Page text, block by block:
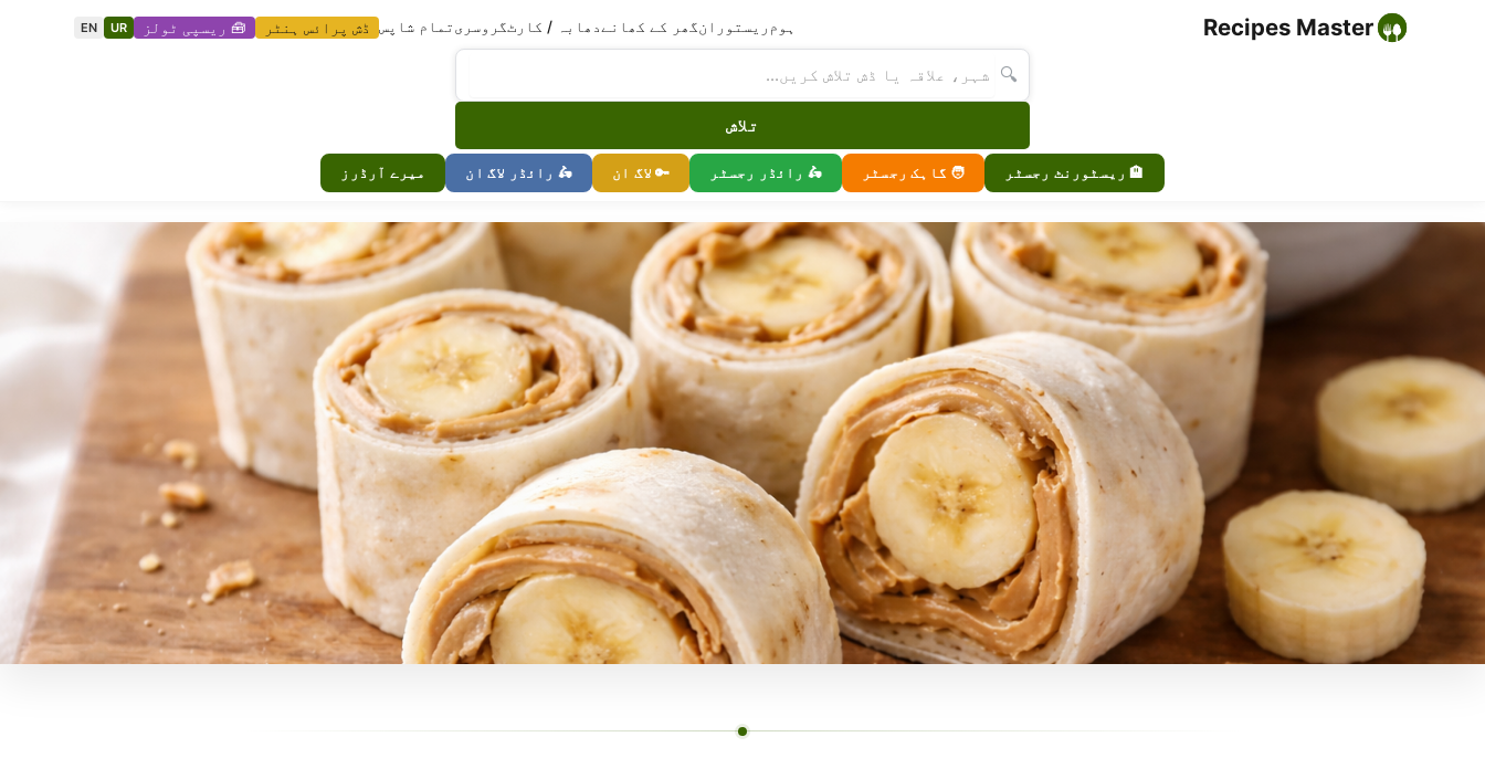
Recipes Master ہوم ریستورانگھر کے کھانےدھابہ / کارٹگروسریتمام شاپس ڈش پرائس ہنٹر 🧰 ریسپی ٹولز UR
EN
🔍
تلاش
🏨 ریسٹورنٹ رجسٹر 🧑 گاہک رجسٹر 🛵 رائڈر رجسٹر 🔑 لاگ ان 🛵 رائڈر لاگ ان میرے آرڈرز